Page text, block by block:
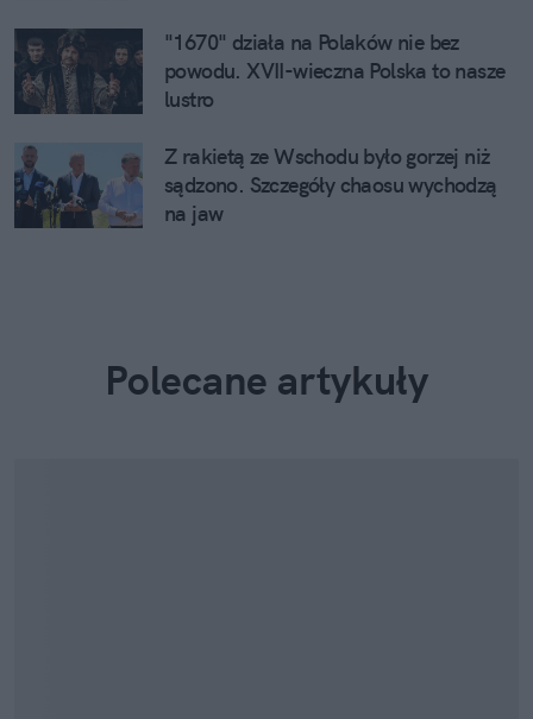
"1670" działa na Polaków nie bez
powodu. XVII-wieczna Polska to nasze
lustro
Z rakietą ze Wschodu było gorzej niż
sądzono. Szczegóły chaosu wychodzą
na jaw
Polecane artykuły